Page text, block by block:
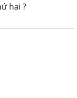
hai ?